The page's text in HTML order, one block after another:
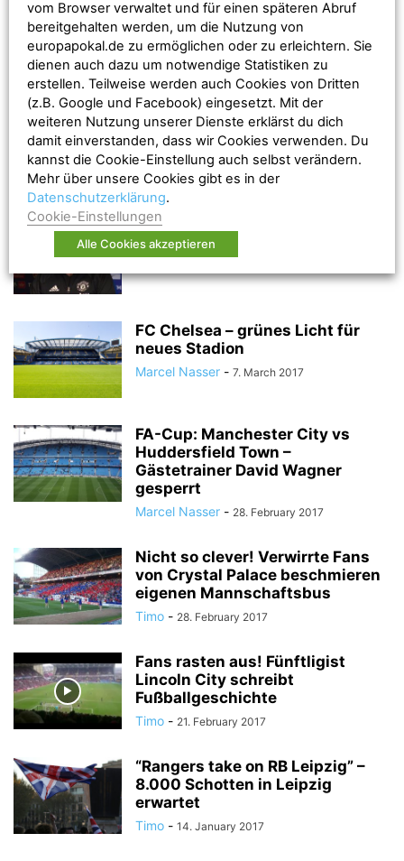
Ticketverkauf für die Endspiele
der Champions- und Europa
League bis 28....
Marcel Nasser - 24. March 2017
Europa League: Schalke 04 reist
nach Amsterdam
Marcel Nasser - 17. March 2017
Mourinho: “Judas is still number
one”
FC Chelsea – grünes Licht für
neues Stadion
Marcel Nasser - 7. March 2017
FA-Cup: Manchester City vs
Huddersfield Town –
Gästetrainer David Wagner
gesperrt
Marcel Nasser - 28. February 2017
Nicht so clever! Verwirrte Fans
von Crystal Palace beschmieren
eigenen Mannschaftsbus
Timo - 28. February 2017
Fans rasten aus! Fünftligist
Lincoln City schreibt
Fußballgeschichte
Timo - 21. February 2017
“Rangers take on RB Leipzig” –
8.000 Schotten in Leipzig
erwartet
Timo - 14. January 2017
vom Browser verwaltet und für einen späteren Abruf
bereitgehalten werden, um die Nutzung von
europapokal.de zu ermöglichen oder zu erleichtern. Sie
dienen auch dazu um notwendige Statistiken zu
erstellen. Teilweise werden auch Cookies von Dritten
(z.B. Google und Facebook) eingesetzt. Mit der
weiteren Nutzung unserer Dienste erklärst du dich
damit einverstanden, dass wir Cookies verwenden. Du
kannst die Cookie-Einstellung auch selbst verändern.
Mehr über unsere Cookies gibt es in der
Datenschutzerklärung.
Cookie-Einstellungen
Alle Cookies akzeptieren